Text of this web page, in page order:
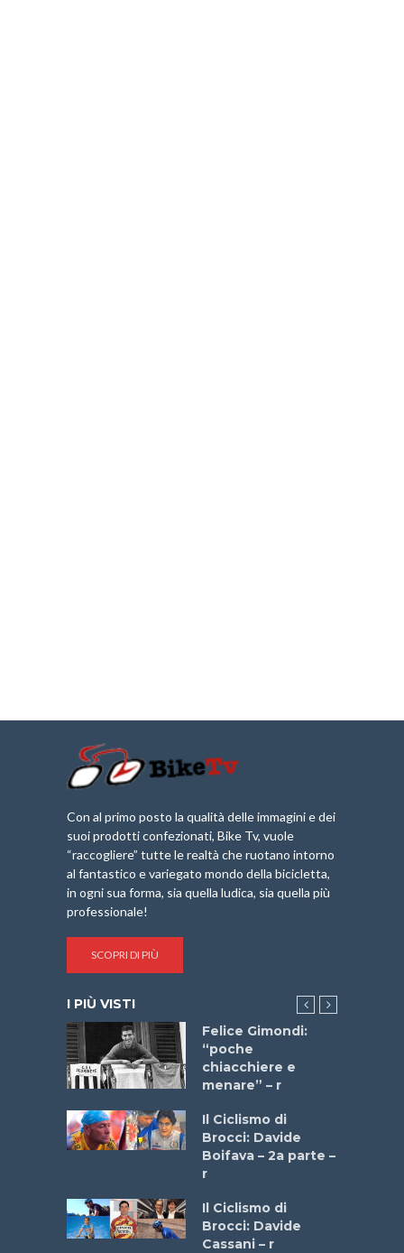
Con al primo posto la qualità delle immagini e dei
suoi prodotti confezionati, Bike Tv, vuole
“raccogliere” tutte le realtà che ruotano intorno
al fantastico e variegato mondo della bicicletta,
in ogni sua forma, sia quella ludica, sia quella più
professionale!
SCOPRI DI PIÙ
I PIÙ VISTI
Felice Gimondi:
“poche
chiacchiere e
menare” – r
Il Ciclismo di
Brocci: Davide
Boifava – 2a parte –
r
Il Ciclismo di
Brocci: Davide
Cassani – r